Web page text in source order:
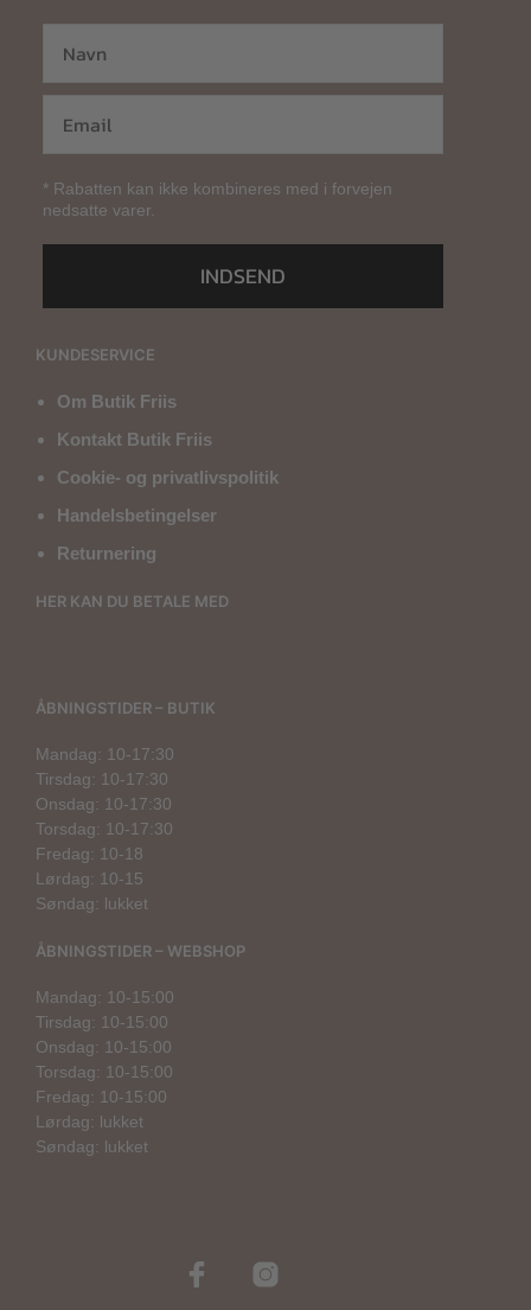
* Rabatten kan ikke kombineres med i forvejen
nedsatte varer.
INDSEND
KUNDESERVICE
Om Butik Friis
Kontakt Butik Friis
Cookie- og privatlivspolitik
Handelsbetingelser
Returnering
HER KAN DU BETALE MED
ÅBNINGSTIDER – BUTIK
Mandag: 10-17:30
Tirsdag: 10-17:30
Onsdag: 10-17:30
Torsdag: 10-17:30
Fredag: 10-18
Lørdag: 10-15
Søndag: lukket
ÅBNINGSTIDER – WEBSHOP
Mandag: 10-15:00
Tirsdag: 10-15:00
Onsdag: 10-15:00
Torsdag: 10-15:00
Fredag: 10-15:00
Lørdag: lukket
Søndag: lukket